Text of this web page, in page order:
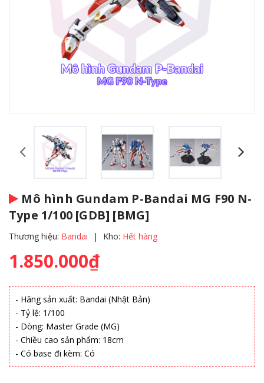
Mô hình Gundam P-Bandai MG F90 N-
Type 1/100 [GDB] [BMG]
Thương hiệu: Bandai | Kho: Hết hàng
1.850.000₫
- Hãng sản xuất: Bandai (Nhật Bản)
- Tỷ lệ: 1/100
- Dòng: Master Grade (MG)
- Chiều cao sản phẩm: 18cm
- Có base đi kèm: Có